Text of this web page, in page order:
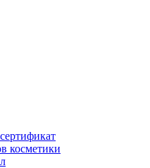
косметики